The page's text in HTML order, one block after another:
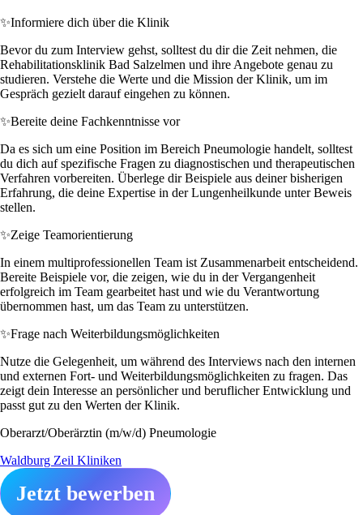
✨Informiere dich über die Klinik
Bevor du zum Interview gehst, solltest du dir die Zeit nehmen, die
Rehabilitationsklinik Bad Salzelmen und ihre Angebote genau zu
studieren. Verstehe die Werte und die Mission der Klinik, um im
Gespräch gezielt darauf eingehen zu können.
✨Bereite deine Fachkenntnisse vor
Da es sich um eine Position im Bereich Pneumologie handelt, solltest
du dich auf spezifische Fragen zu diagnostischen und therapeutischen
Verfahren vorbereiten. Überlege dir Beispiele aus deiner bisherigen
Erfahrung, die deine Expertise in der Lungenheilkunde unter Beweis
stellen.
✨Zeige Teamorientierung
In einem multiprofessionellen Team ist Zusammenarbeit entscheidend.
Bereite Beispiele vor, die zeigen, wie du in der Vergangenheit
erfolgreich im Team gearbeitet hast und wie du Verantwortung
übernommen hast, um das Team zu unterstützen.
✨Frage nach Weiterbildungsmöglichkeiten
Nutze die Gelegenheit, um während des Interviews nach den internen
und externen Fort- und Weiterbildungsmöglichkeiten zu fragen. Das
zeigt dein Interesse an persönlicher und beruflicher Entwicklung und
passt gut zu den Werten der Klinik.
Oberarzt/Oberärztin (m/w/d) Pneumologie
Waldburg Zeil Kliniken
Jetzt bewerben